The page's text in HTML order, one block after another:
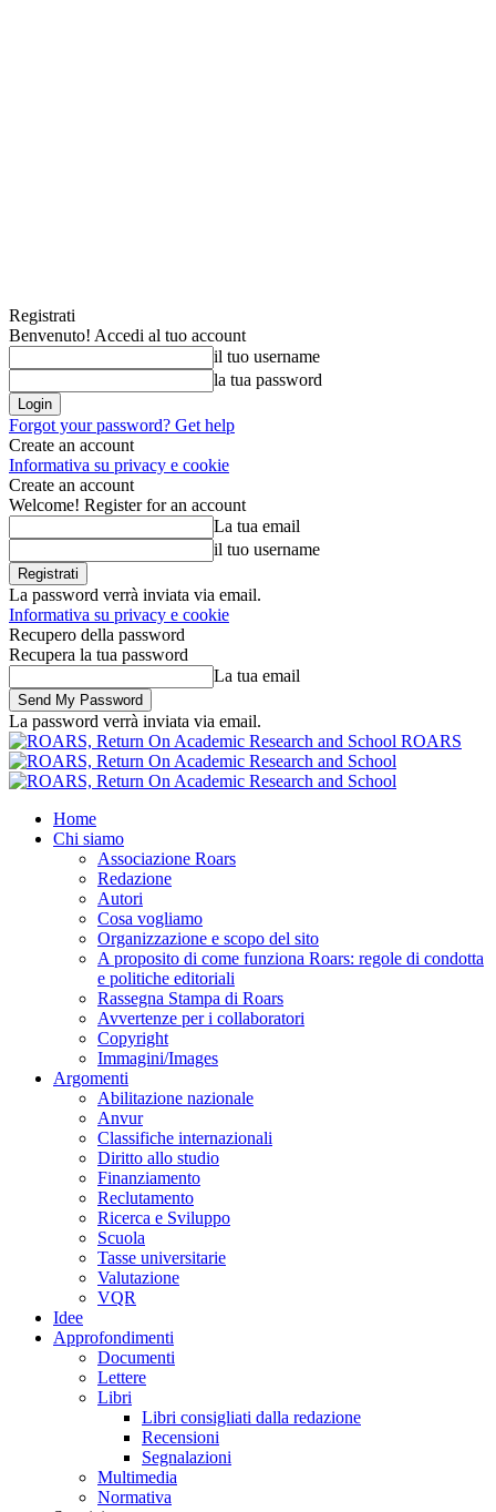
Registrati
Benvenuto! Accedi al tuo account
il tuo username
la tua password
Forgot your password? Get help
Create an account
Informativa su privacy e cookie
Create an account
Welcome! Register for an account
La tua email
il tuo username
La password verrà inviata via email.
Informativa su privacy e cookie
Recupero della password
Recupera la tua password
La tua email
La password verrà inviata via email.
ROARS
Home
Chi siamo
Associazione Roars
Redazione
Autori
Cosa vogliamo
Organizzazione e scopo del sito
A proposito di come funziona Roars: regole di condotta
e politiche editoriali
Rassegna Stampa di Roars
Avvertenze per i collaboratori
Copyright
Immagini/Images
Argomenti
Abilitazione nazionale
Anvur
Classifiche internazionali
Diritto allo studio
Finanziamento
Reclutamento
Ricerca e Sviluppo
Scuola
Tasse universitarie
Valutazione
VQR
Idee
Approfondimenti
Documenti
Lettere
Libri
Libri consigliati dalla redazione
Recensioni
Segnalazioni
Multimedia
Normativa